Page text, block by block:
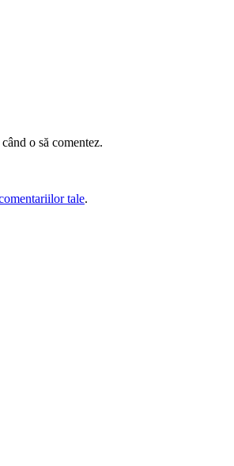
o să comentez.
tale.